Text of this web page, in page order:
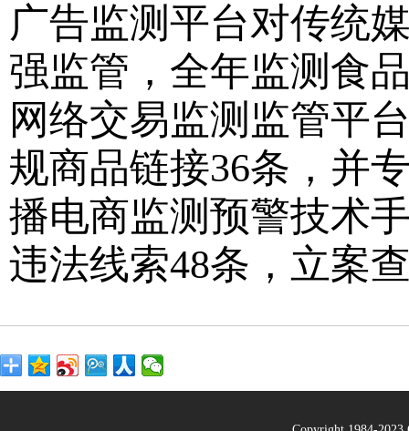
广告监测平台对传统
强监管，全年监测食
网络交易监测监管平
规商品链接36条，并
播电商监测预警技术
违法线索48条，立案